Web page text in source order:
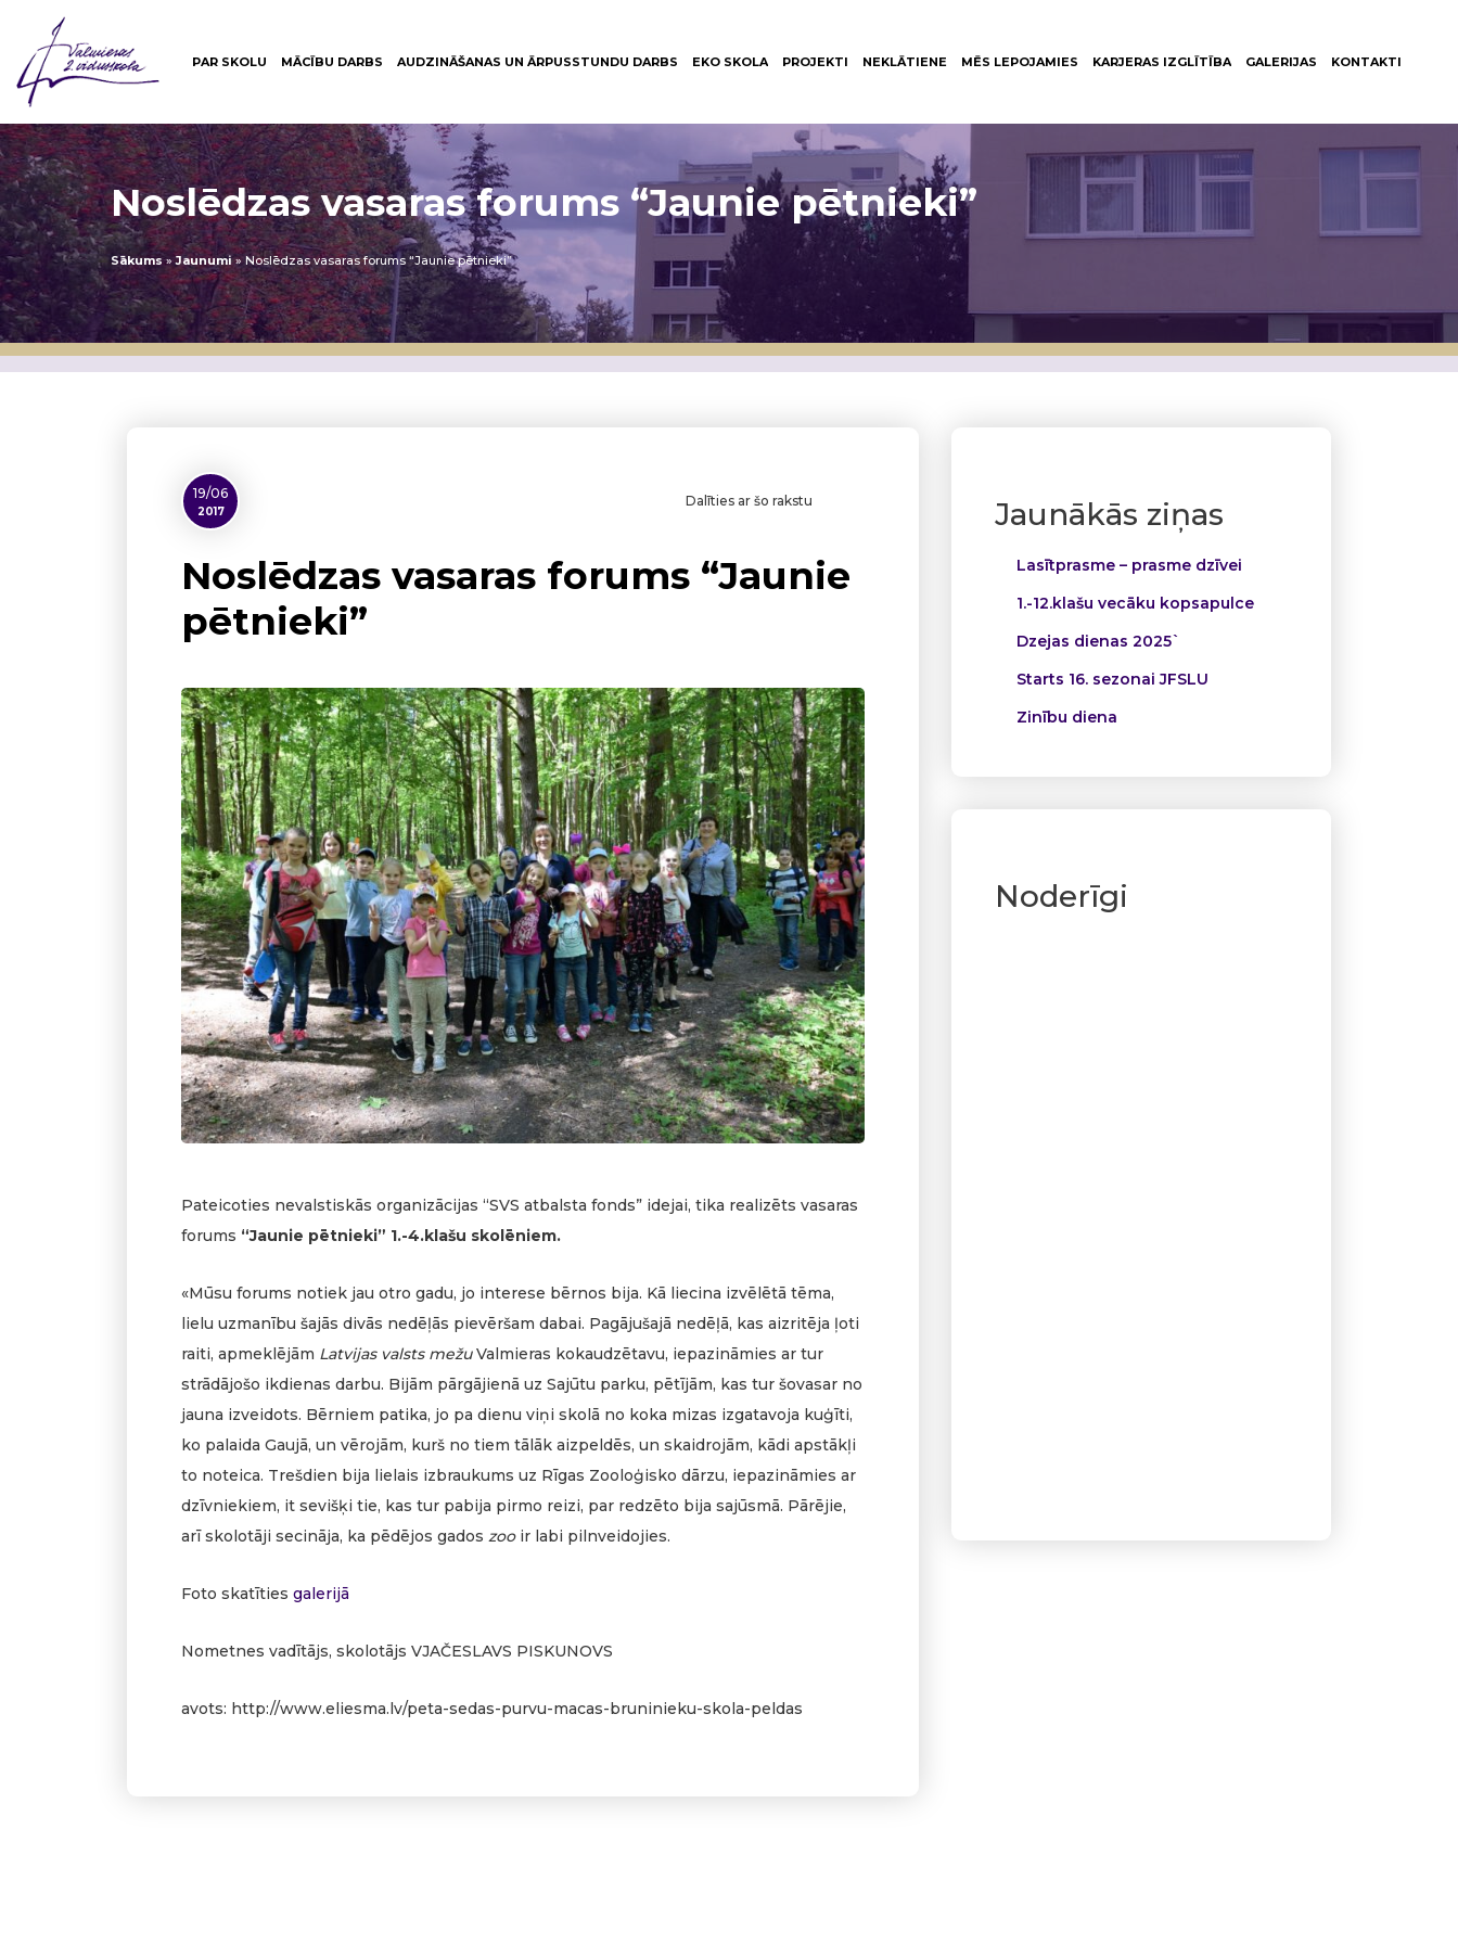
PAR SKOLU MĀCĪBU DARBS AUDZINĀŠANAS UN ĀRPUSSTUNDU DARBS EKO SKOLA PROJEKTI NEKLĀTIENE MĒS LEPOJAMIES KARJERAS IZGLĪTĪBA GALERIJAS KONTAKTI
Noslēdzas vasaras forums “Jaunie pētnieki”
Sākums»Jaunumi»Noslēdzas vasaras forums “Jaunie pētnieki”
Jaunākās ziņas
Lasītprasme – prasme dzīvei
1.-12.klašu vecāku kopsapulce
Dzejas dienas 2025`
Starts 16. sezonai JFSLU
Zinību diena
Noderīgi
19/06
2017
Dalīties ar šo rakstu
Noslēdzas vasaras forums “Jaunie
pētnieki”
Pateicoties nevalstiskās organizācijas “SVS atbalsta fonds” idejai, tika realizēts vasaras
forums “Jaunie pētnieki” 1.-4.klašu skolēniem.
«Mūsu forums notiek jau otro gadu, jo interese bērnos bija. Kā liecina izvēlētā tēma,
lielu uzmanību šajās divās nedēļās pievēršam dabai. Pagājušajā nedēļā, kas aizritēja ļoti
raiti, apmeklējām Latvijas valsts mežuValmieras kokaudzētavu, iepazināmies ar tur
strādājošo ikdienas darbu. Bijām pārgājienā uz Sajūtu parku, pētījām, kas tur šovasar no
jauna izveidots. Bērniem patika, jo pa dienu viņi skolā no koka mizas izgatavoja kuģīti,
ko palaida Gaujā, un vērojām, kurš no tiem tālāk aizpeldēs, un skaidrojām, kādi apstākļi
to noteica. Trešdien bija lielais izbraukums uz Rīgas Zooloģisko dārzu, iepazināmies ar
dzīvniekiem, it sevišķi tie, kas tur pabija pirmo reizi, par redzēto bija sajūsmā. Pārējie,
arī skolotāji secināja, ka pēdējos gados zooir labi pilnveidojies.
Foto skatīties galerijā
Nometnes vadītājs, skolotājs VJAČESLAVS PISKUNOVS
avots: http://www.eliesma.lv/peta-sedas-purvu-macas-bruninieku-skola-peldas